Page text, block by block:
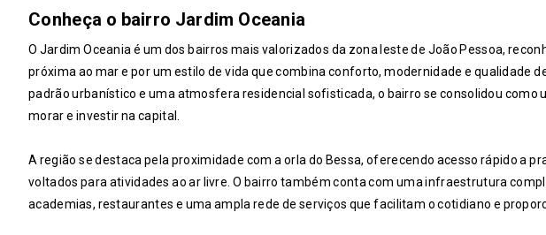
Conheça o bairro Jardim Oceania
O Jardim Oceania é um dos bairros mais valorizados da zona leste de João Pessoa,
próxima ao mar e por um estilo de vida que combina conforto, modernidade e qualidade
padrão urbanístico e uma atmosfera residencial sofisticada, o bairro se consolidou como
morar e investir na capital.
A região se destaca pela proximidade com a orla do Bessa, oferecendo acesso rápido a
voltados para atividades ao ar livre. O bairro também conta com uma infraestrutura
academias, restaurantes e uma ampla rede de serviços que facilitam o cotidiano e